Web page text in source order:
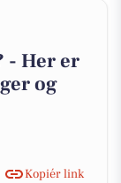
- Her er
og
Kopiér link